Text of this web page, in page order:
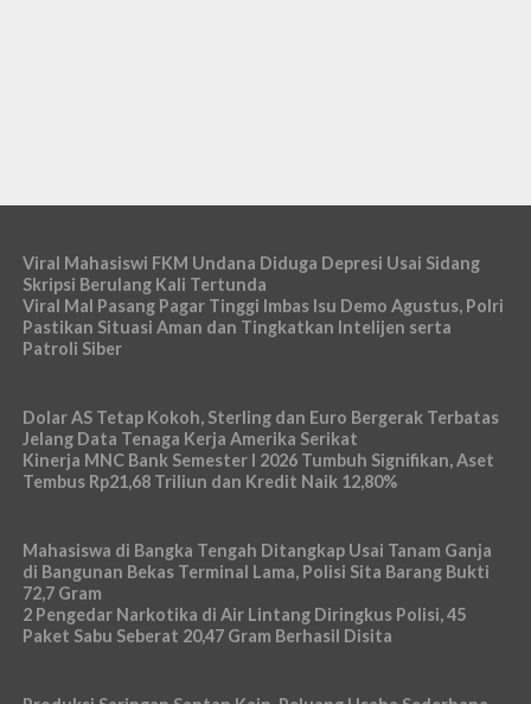
Viral Mahasiswi FKM Undana Diduga Depresi Usai Sidang
Skripsi Berulang Kali Tertunda
Viral Mal Pasang Pagar Tinggi Imbas Isu Demo Agustus, Polri
Pastikan Situasi Aman dan Tingkatkan Intelijen serta
Patroli Siber
Dolar AS Tetap Kokoh, Sterling dan Euro Bergerak Terbatas
Jelang Data Tenaga Kerja Amerika Serikat
Kinerja MNC Bank Semester I 2026 Tumbuh Signifikan, Aset
Tembus Rp21,68 Triliun dan Kredit Naik 12,80%
Mahasiswa di Bangka Tengah Ditangkap Usai Tanam Ganja
di Bangunan Bekas Terminal Lama, Polisi Sita Barang Bukti
72,7 Gram
2 Pengedar Narkotika di Air Lintang Diringkus Polisi, 45
Paket Sabu Seberat 20,47 Gram Berhasil Disita